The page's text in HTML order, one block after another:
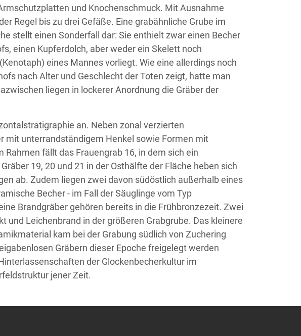
und Knochenschmuck. Mit Ausnahme
Regel bis zu drei Gefäße. Eine grabähnliche Grube im
stellt einen Sonderfall dar: Sie enthielt zwar einen Becher
einen Kupferdolch, aber weder ein Skelett noch
eines Mannes vorliegt. Wie eine allerdings noch
nach Alter und Geschlecht der Toten zeigt, hatte man
liegen in lockerer Anordnung die Gräber der
an. Neben zonal verzierten
mit unterrandständigem Henkel sowie Formen mit
fällt das Frauengrab 16, in dem sich ein
19, 20 und 21 in der Osthälfte der Fläche heben sich
ab. Zudem liegen zwei davon südöstlich außerhalb eines
Becher - im Fall der Säuglinge vom Typ
Brandgräber gehören bereits in die Frühbronzezeit. Zwei
Leichenbrand in der größeren Grabgrube. Das kleinere
kam bei der Grabung südlich von Zuchering
Gräbern dieser Epoche freigelegt werden
der Glockenbecherkultur im
jener Zeit.